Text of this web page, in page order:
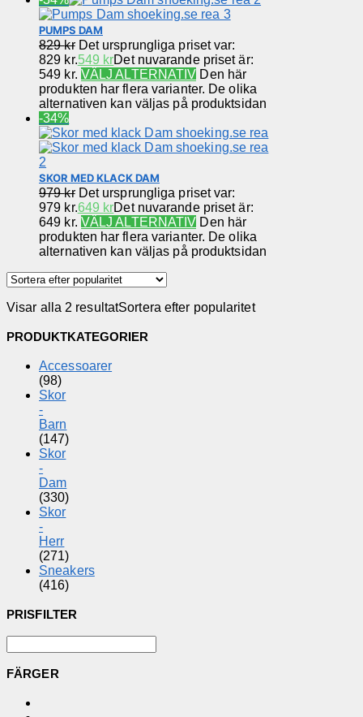
PUMPS DAM
829kr Det ursprungliga priset var:
829 kr.549 krDet nuvarande priset är:
549 kr. VÄLJ ALTERNATIV Den här
produkten har flera varianter. De olika
alternativen kan väljas på produktsidan
-34%
SKOR MED KLACK DAM
979kr Det ursprungliga priset var:
979 kr.649 krDet nuvarande priset är:
649 kr. VÄLJ ALTERNATIV Den här
produkten har flera varianter. De olika
alternativen kan väljas på produktsidan
Visar alla 2 resultatSortera efter popularitet
PRODUKTKATEGORIER
Accessoarer
(98)
Skor
-
Barn
(147)
Skor
-
Dam
(330)
Skor
-
Herr
(271)
Sneakers
(416)
PRISFILTER
FÄRGER